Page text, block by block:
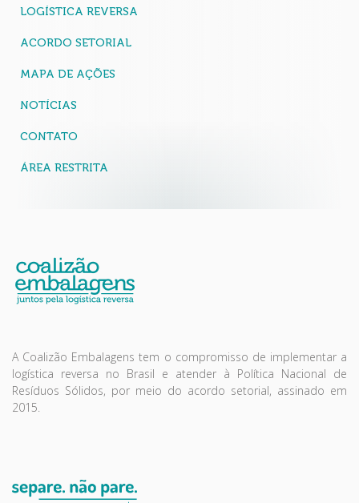
LOGÍSTICA REVERSA
ACORDO SETORIAL
MAPA DE AÇÕES
NOTÍCIAS
CONTATO
ÁREA RESTRITA
A Coalizão Embalagens tem o compromisso de implementar a
logística reversa no Brasil e atender à Política Nacional de
Resíduos Sólidos, por meio do acordo setorial, assinado em
2015.